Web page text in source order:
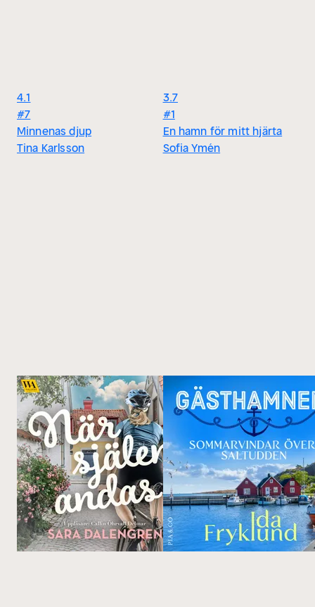
4.1
#7
Minnenas djup
Tina Karlsson
3.7
#1
En hamn för mitt hjärta
Sofia Ymén